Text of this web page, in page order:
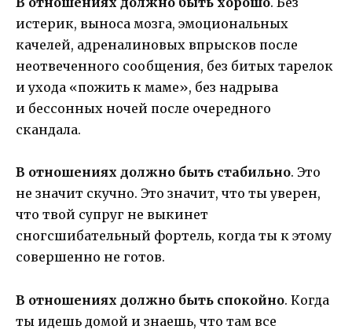
истерик, выноса мозга, эмоциональных
качелей, адреналиновых впрысков после
неотвеченного сообщения, без битых тарелок
и ухода «пожить к маме», без надрыва
и бессонных ночей после очередного
скандала.
В отношениях должно быть стабильно. Это
не значит скучно. Это значит, что ты уверен,
что твой супруг не выкинет
сногсшибательный фортель, когда ты к этому
совершенно не готов.
В отношениях должно быть спокойно. Когда
ты идешь домой и знаешь, что там все